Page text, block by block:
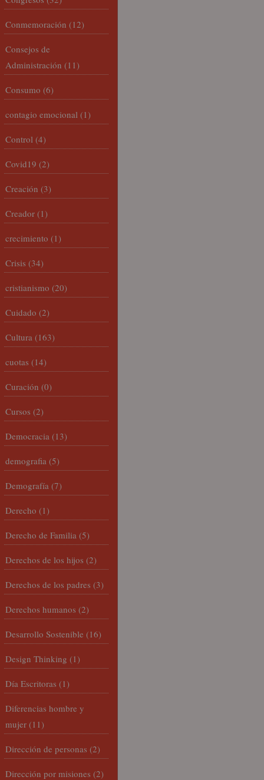
Conmemoración (12)
Consejos de
Administración (11)
Consumo (6)
contagio emocional (1)
Control (4)
Covid19 (2)
Creación (3)
Creador (1)
crecimiento (1)
Crisis (34)
cristianismo (20)
Cuidado (2)
Cultura (163)
cuotas (14)
Curación (0)
Cursos (2)
Democracia (13)
demografia (5)
Demografía (7)
Derecho (1)
Derecho de Familia (5)
Derechos de los hijos (2)
Derechos de los padres (3)
Derechos humanos (2)
Desarrollo Sostenible (16)
Design Thinking (1)
Día Escritoras (1)
Diferencias hombre y
mujer (11)
Dirección de personas (2)
Dirección por misiones (2)